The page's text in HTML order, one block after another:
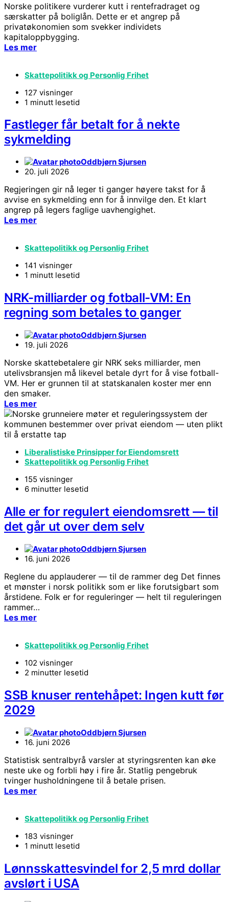
Norske politikere vurderer kutt i rentefradraget og
særskatter på boliglån. Dette er et angrep på
privatøkonomien som svekker individets
kapitaloppbygging.
Les mer
Skattepolitikk og Personlig Frihet
127 visninger
1 minutt lesetid
Fastleger får betalt for å nekte
sykmelding
Oddbjørn Sjursen
20. juli 2026
Regjeringen gir nå leger ti ganger høyere takst for å
avvise en sykmelding enn for å innvilge den. Et klart
angrep på legers faglige uavhengighet.
Les mer
Skattepolitikk og Personlig Frihet
141 visninger
1 minutt lesetid
NRK-milliarder og fotball-VM: En
regning som betales to ganger
Oddbjørn Sjursen
19. juli 2026
Norske skattebetalere gir NRK seks milliarder, men
utelivsbransjen må likevel betale dyrt for å vise fotball-
VM. Her er grunnen til at statskanalen koster mer enn
den smaker.
Les mer
Liberalistiske Prinsipper for Eiendomsrett
Skattepolitikk og Personlig Frihet
155 visninger
6 minutter lesetid
Alle er for regulert eiendomsrett — til
det går ut over dem selv
Oddbjørn Sjursen
16. juni 2026
Reglene du applauderer — til de rammer deg Det finnes
et mønster i norsk politikk som er like forutsigbart som
årstidene. Folk er for reguleringer — helt til reguleringen
rammer…
Les mer
Skattepolitikk og Personlig Frihet
102 visninger
2 minutter lesetid
SSB knuser rentehåpet: Ingen kutt før
2029
Oddbjørn Sjursen
16. juni 2026
Statistisk sentralbyrå varsler at styringsrenten kan øke
neste uke og forbli høy i fire år. Statlig pengebruk
tvinger husholdningene til å betale prisen.
Les mer
Skattepolitikk og Personlig Frihet
183 visninger
1 minutt lesetid
Lønnsskattesvindel for 2,5 mrd dollar
avslørt i USA